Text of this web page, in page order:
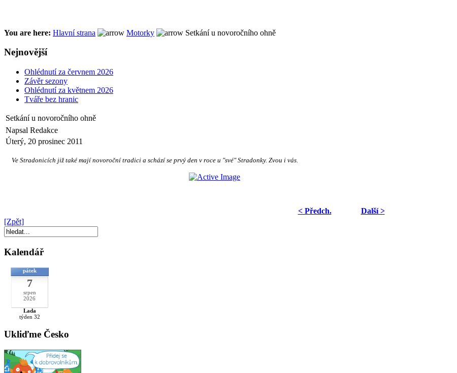
You are here: Hlavní strana Motorky Setkání u novoročního ohně
Nejnovější
Ohlédnutí za červnem 2026
Závěr sezony
Ohlédnutí za květnem 2026
Tváře bez hranic
Setkání u novoročního ohně
Napsal Redakce
Úterý, 20 prosinec 2011
Ve Stradonicích již také mají novoroční tradici a schází se prvý den v roce u "své" Stradonky. Zvou i vás.
< Předch.
Další >
[Zpět]
Kalendář
pátek
7
srpen
2026
Lada
týden 32
Ukliďme Česko